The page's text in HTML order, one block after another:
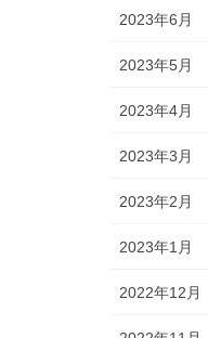
2023年6月
2023年5月
2023年4月
2023年3月
2023年2月
2023年1月
2022年12月